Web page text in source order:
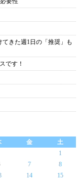
きた週1日の「推奨」も
です！
金
土
1
7
8
14 15